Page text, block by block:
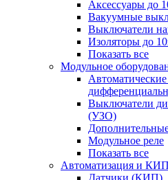
Аксессуары до
Вакуумные
Выключатели
Изоляторы до
Показать все
Модульное
Выключатели
(УЗО)
Модульное реле
Показать все
Автоматизация и КИП
Датчики (КИП)